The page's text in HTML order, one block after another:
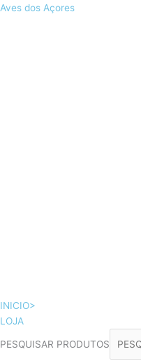
Skip
Aves dos Açores
INICIO>
LOJA
PESQUISAR PRODUTOS